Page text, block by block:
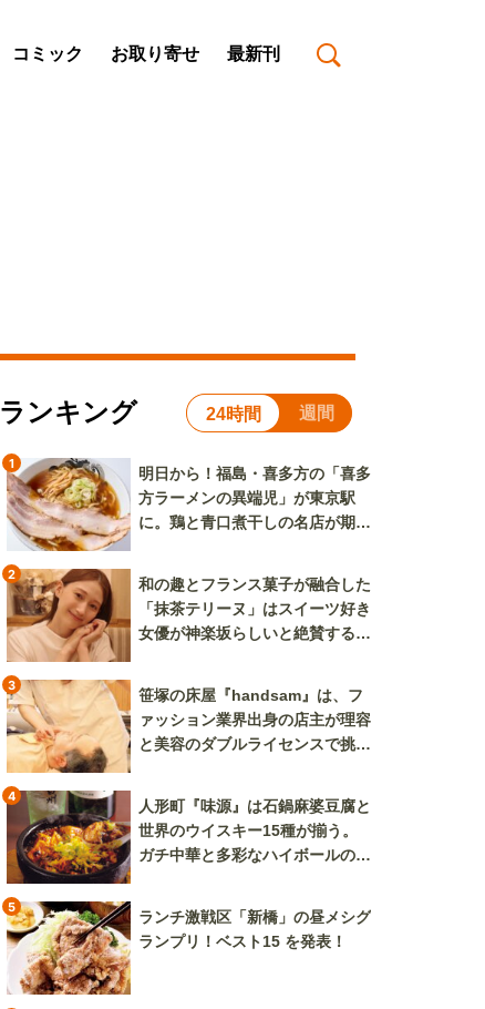
コミック お取り寄せ 最新刊
ランキング 24時間 週間
1
明日から！福島・喜多方の「喜多
方ラーメンの異端児」が東京駅
に。鶏と青口煮干しの名店が期間
2
和の趣とフランス菓子が融合した
「抹茶テリーヌ」はスイーツ好き
女優が神楽坂らしいと絶賛する逸
3
笹塚の床屋『handsam』は、フ
ァッション業界出身の店主が理容
と美容のダブルライセンスで挑む
4
人形町『味源』は石鍋麻婆豆腐と
世界のウイスキー15種が揃う。
ガチ中華と多彩なハイボールの組
5
ランチ激戦区「新橋」の昼メシグ
ランプリ！ベスト15 を発表！